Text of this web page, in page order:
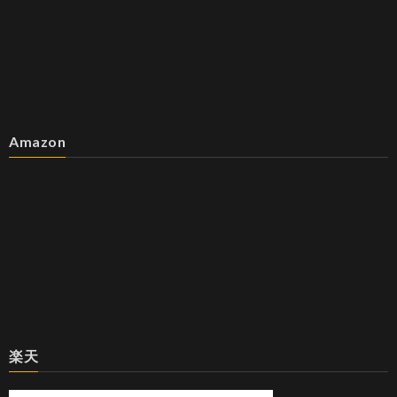
Amazon
楽天